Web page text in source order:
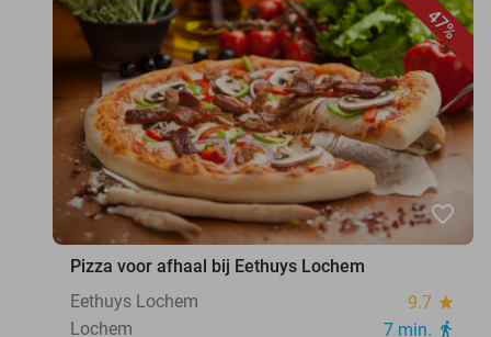
47%
favorite_border
Pizza voor afhaal bij Eethuys Lochem
Eethuys Lochem
9.7 star
Lochem 7 min. directions_walk